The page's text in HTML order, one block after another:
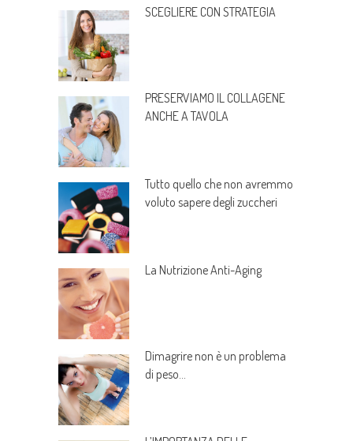
SCEGLIERE CON STRATEGIA
PRESERVIAMO IL COLLAGENE
ANCHE A TAVOLA
Tutto quello che non avremmo
voluto sapere degli zuccheri
La Nutrizione Anti-Aging
Dimagrire non è un problema
di peso…